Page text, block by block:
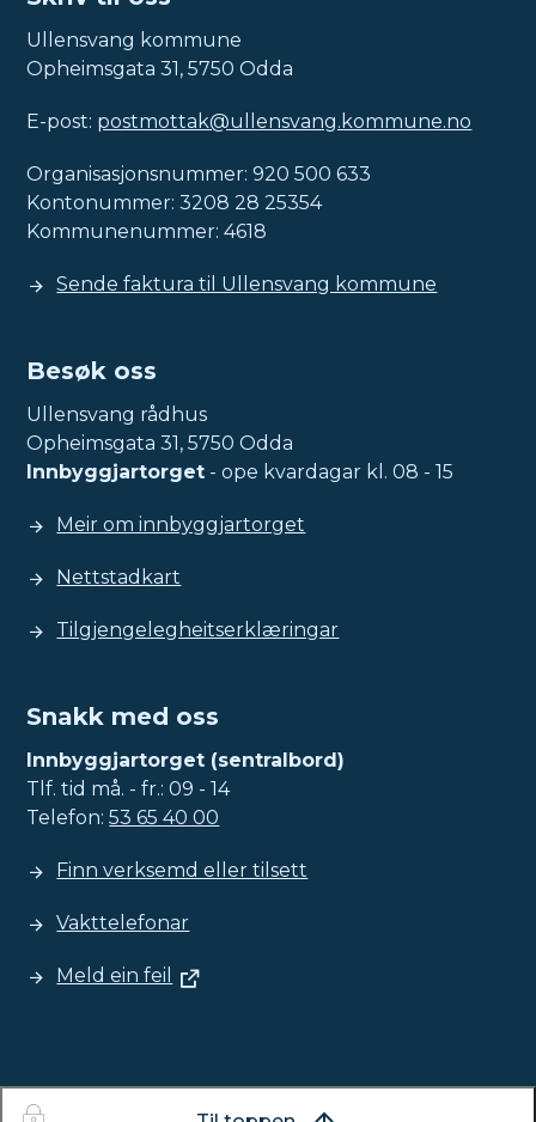
Ullensvang kommune
Opheimsgata 31, 5750 Odda
E-post: postmottak@ullensvang.kommune.no
Organisasjonsnummer: 920 500 633
Kontonummer: 3208 28 25354
Kommunenummer: 4618
Sende faktura til Ullensvang kommune
Besøk oss
Ullensvang rådhus
Opheimsgata 31, 5750 Odda
Innbyggjartorget - ope kvardagar kl. 08 - 15
Meir om innbyggjartorget
Nettstadkart
Tilgjengelegheitserklæringar
Snakk med oss
Innbyggjartorget (sentralbord)
Tlf. tid må. - fr.: 09 - 14
Telefon:53 65 40 00
Finn verksemd eller tilsett
Vakttelefonar
Meld ein feil